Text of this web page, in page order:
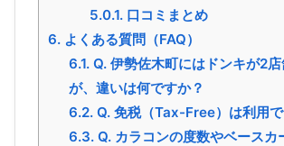
5.0.1.口コミまとめ
6. よくある質問（FAQ）
6.1.Q. 伊勢佐木町にはドンキが2
が、違いは何ですか？
6.2.Q. 免税（Tax-Free）は利用で
6.3.Q. カラコンの度数やベースカ